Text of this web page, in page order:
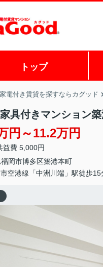
トップ
家電付き賃貸を探すならカグッド
具付きマンション
円～11.2万円
益費 5,000円
福岡市博多区築港本町
空港線「中洲川端」駅徒歩15